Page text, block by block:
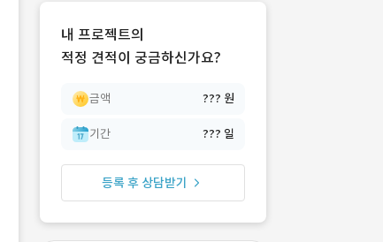
내 프로젝트의
적정 견적이 궁금하신가요?
금액 ??? 원
기간 ??? 일
등록 후 상담받기